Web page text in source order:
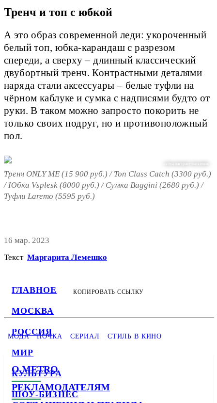
ГЛАВНОЕ
МОСКВА
РОССИЯ
МИР
КУЛЬТУРА
ШОУ-БИЗНЕС
Тренч и топ с юбкой
А это образ современной леди: укороченный
белый топ, юбка-карандаш с разрезом
спереди, а сверху – длинный классический
двубортный тренч. Контрастными деталями
наряда стали аксессуары – белые туфли на
чёрном каблуке и сумка с надписями будто от
руки. В таком можно запросто покорить не
только своих подруг, но и противоположный
пол.
сайты интернет-магазинов
Тренч ONLY ME (15 900 руб.) / Топ Class Catch (3300 руб.)
/ Юбка Vsplesk (8000 руб.) / Сумка Baggini (2680 руб.) /
Туфли Laremo (5595 руб.)
16 мар. 2023
Текст Маргарита Лемешко
КОПИРОВАТЬ ССЫЛКУ
МОДА ПОЧКА СЕРИАЛ СТИЛЬ В КИНО
О METRO
РЕКЛАМОДАТЕЛЯМ